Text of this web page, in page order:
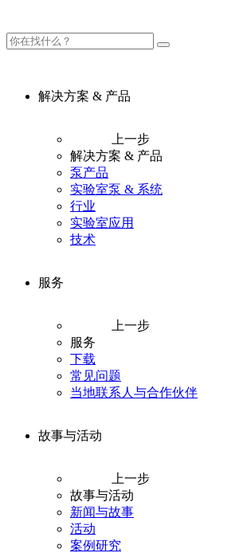
解决方案 & 产品
上一步
解决方案 & 产品
泵产品
实验室泵 & 系统
行业
实验室应用
技术
服务
上一步
服务
下载
常见问题
当地联系人与合作伙伴
故事与活动
上一步
故事与活动
新闻与故事
活动
案例研究